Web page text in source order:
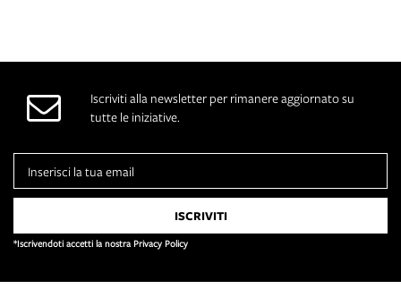
Iscriviti alla newsletter per rimanere aggiornato su
tutte le iniziative.
*Iscrivendoti accetti la nostra Privacy Policy